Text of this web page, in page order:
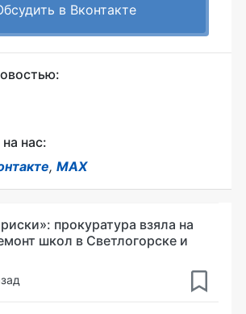
в Вконтакте
нас:
, MAX
прокуратура взяла на
школ в Светлогорске и